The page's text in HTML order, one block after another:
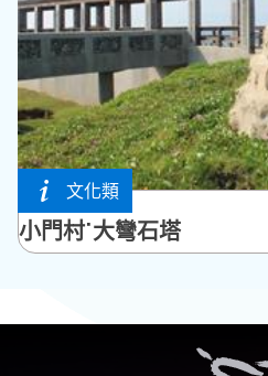
文化類
西嶼鄉
小門村˙大彎石塔